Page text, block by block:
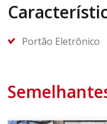
Portão Eletrônico